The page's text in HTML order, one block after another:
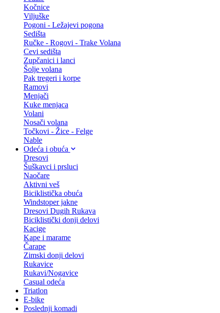
Kočnice
Viljuške
Pogoni - Ležajevi pogona
Sedišta
Ručke - Rogovi - Trake Volana
Cevi sedišta
Zupčanici i lanci
Šolje volana
Pak tregeri i korpe
Ramovi
Menjači
Kuke menjaca
Volani
Nosači volana
Točkovi - Žice - Felge
Nable
Odeća i obuća
Dresovi
Šuškavci i prsluci
Naočare
Aktivni veš
Biciklistička obuća
Windstoper jakne
Dresovi Dugih Rukava
Biciklistički donji delovi
Kacige
Kape i marame
Čarape
Zimski donji delovi
Rukavice
Rukavi/Nogavice
Casual odeća
Triatlon
E-bike
Poslednji komadi